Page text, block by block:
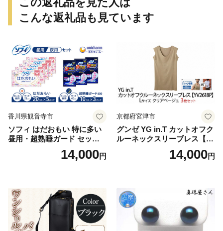
こんな返礼品も見ています
香川県観音寺市
ソフィ はだおもい 特に多い
昼用・超熟睡ガード セット
羽付き ナプキン 生理用品 サ
ニタリー ユニ・チャーム
14,000円
京都府宮津市
グンゼ YG in.T カットオフク
ルーネックスリーブレス【Y
V2618P】Lサイズ クリアベ
ージュ3枚セット [№5716-04
14,000円